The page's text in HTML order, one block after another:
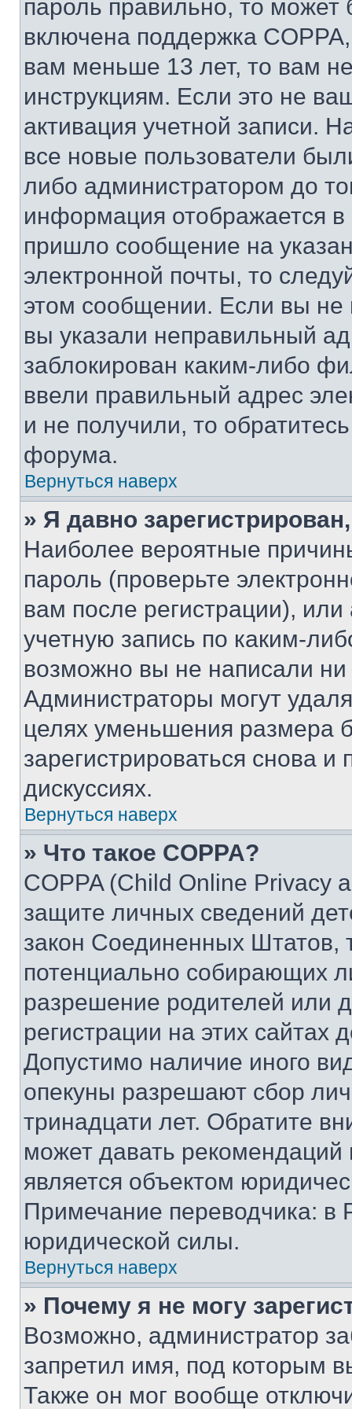
пароль правильно, то может
включена поддержка
вам меньше 13 лет, то вам
инструкциям. Если это не
активация учетной записи.
все новые пользователи
либо администратором до
информация отображается
пришло сообщение на
электронной почты, то
этом сообщении. Если вы
вы указали неправильный
заблокирован каким-либо
ввели правильный адрес
и не получили, то
форума.
Вернуться наверх
» Я давно
Наиболее вероятные
пароль (проверьте
вам после регистрации),
учетную запись по каким-
возможно вы не написали
Администраторы могут
целях уменьшения размера
зарегистрироваться снова и
дискуссиях.
Вернуться наверх
» Что такое COPPA?
COPPA (Child Online Privacy
защите личных сведений
закон Соединенных Штатов,
потенциально собирающих
разрешение родителей или
регистрации на этих сайтах
Допустимо наличие иного
опекуны разрешают сбор
тринадцати лет. Обратите
может давать
является объектом
Примечание переводчика: в
юридической силы.
Вернуться наверх
» Почему я не могу
Возможно, администратор
запретил имя, под которым
Также он мог вообще